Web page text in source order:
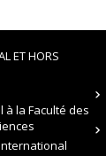
ET HORS
à la Faculté des